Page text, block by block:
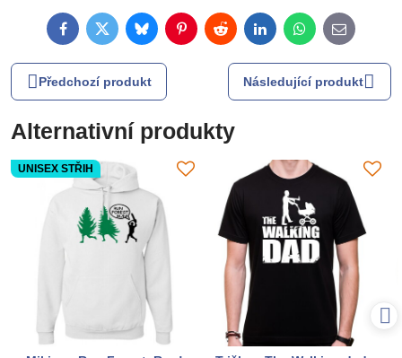
FacebookTwitterBlueskyPinterestRedditLinkedInWhatsApp
E-
mail
Předchozí produkt Následující produkt
Alternativní produkty
UNISEX STŘIH